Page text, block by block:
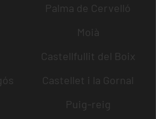
Palma de Cervelló
Moià
Castellfullit del Boix
Castellet i la Gornal
Puig-reig